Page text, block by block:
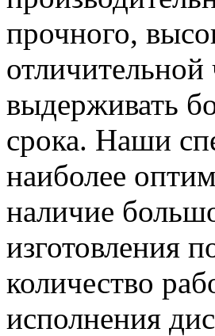
прочного,
отличительной
выдерживать
срока. Наши
наиболее
наличие
изготовления
количество
исполнения